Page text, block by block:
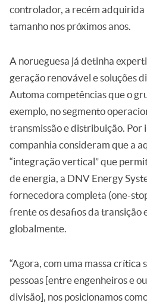
controlador, a recém
tamanho nos próximos anos.
A norueguesa já detinha
geração renovável e soluções
Automa competências que o
exemplo, no segmento
transmissão e distribuição. Por
companhia consideram que a
“integração vertical” que
de energia, a DNV Energy
fornecedora completa (one-
frente os desafios da transição
globalmente.
“Agora, com uma massa
pessoas [entre engenheiros e
divisão], nos posicionamos